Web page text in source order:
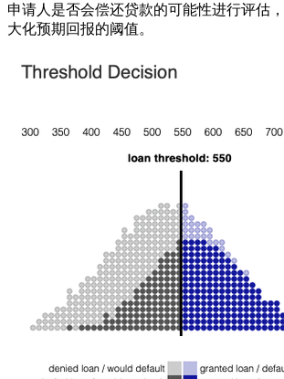
申请人是否会偿还贷款的可能性进行评估
大化预期回报的阈值。